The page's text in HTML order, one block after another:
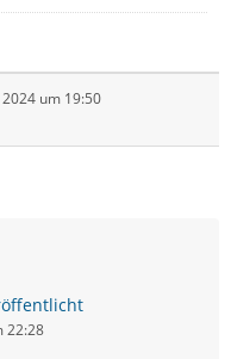
um 19:50
22:28